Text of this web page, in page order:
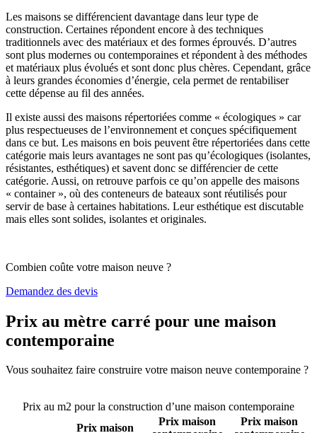
Les maisons se différencient davantage dans leur type de
construction. Certaines répondent encore à des techniques
traditionnels avec des matériaux et des formes éprouvés. D’autres
sont plus modernes ou contemporaines et répondent à des méthodes
et matériaux plus évolués et sont donc plus chères. Cependant, grâce
à leurs grandes économies d’énergie, cela permet de rentabiliser
cette dépense au fil des années.
Il existe aussi des maisons répertoriées comme « écologiques » car
plus respectueuses de l’environnement et conçues spécifiquement
dans ce but. Les maisons en bois peuvent être répertoriées dans cette
catégorie mais leurs avantages ne sont pas qu’écologiques (isolantes,
résistantes, esthétiques) et savent donc se différencier de cette
catégorie. Aussi, on retrouve parfois ce qu’on appelle des maisons
« container », où des conteneurs de bateaux sont réutilisés pour
servir de base à certaines habitations. Leur esthétique est discutable
mais elles sont solides, isolantes et originales.
Combien coûte votre maison neuve ?
Demandez des devis
Prix au mètre carré pour une maison
contemporaine
Vous souhaitez faire construire votre maison neuve contemporaine ?
Prix au m2 pour la construction d’une maison contemporaine
Prix maison
Prix maison
Prix maison